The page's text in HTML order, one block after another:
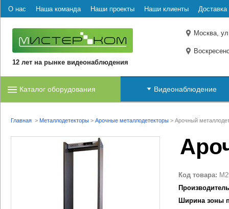
О нас Наша команда Наши проекты Наши клиенты Доставка
12 лет на рынке видеонаблюдения
Москва,
Каталог оборудования Видеонаблюдение
Главная > Металлодетекторы > Арочные металлодетекторы > Арочный
Код товара:
Ширина зоны